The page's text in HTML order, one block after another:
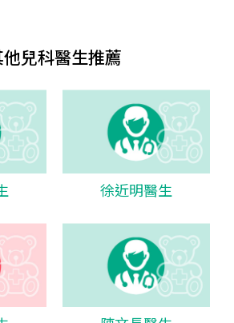
他兒科醫生推薦
徐近明醫生